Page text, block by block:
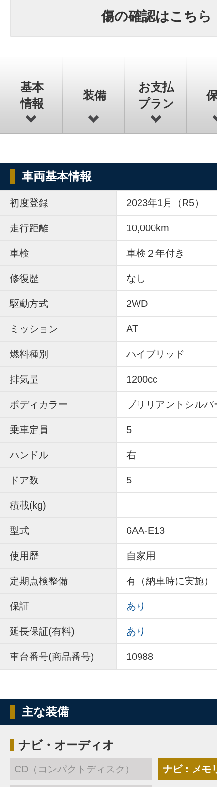
傷の確認はこちら
基本
情報
装備
お支払
プラン
車両基本情報
初度登録 2023年1月（R5）
走行距離 10,000km
車検 車検２年付き
修復歴 なし
駆動方式 2WD
ミッション AT
燃料種別 ハイブリッド
排気量 1200cc
ボディカラー ブリリアントシルバ
乗車定員 5
ハンドル 右
ドア数 5
積載(kg)
型式 6AA-E13
使用歴 自家用
定期点検整備 有（納車時に実施）
保証 あり
延長保証(有料) あり
車台番号(商品番号) 10988
主な装備
ナビ・オーディオ
CD（コンパクトディスク） ナビ：メモ